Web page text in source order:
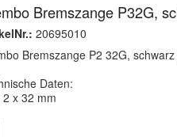
Bremszange P32G,
20695010
Bremszange P2 32G,
Daten:
x 32 mm